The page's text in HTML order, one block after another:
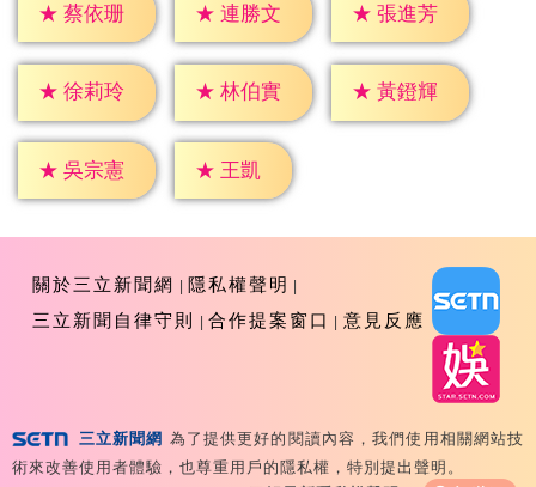
★ 蔡依珊 ★ 連勝文 ★ 張進芳
★ 徐莉玲 ★ 林伯實 ★ 黃鐙輝
★ 吳宗憲 ★ 王凱
關於三立新聞網
隱私權聲明
三立新聞自律守則
合作提案窗口 意見反應
Reserved 版權所有 盜用必究 台北市內湖區舊宗路一段159
三立新聞網 為了提供更好的閱讀內容，我們使用相關網站技
術來改善使用者體驗，也尊重用戶的隱私權，特別提出聲明。